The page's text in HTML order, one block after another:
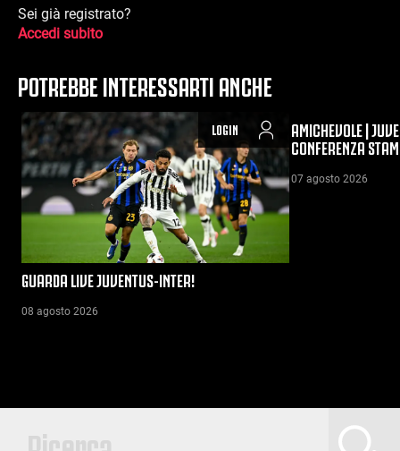
Sei già registrato?
Accedi subito
POTREBBE INTERESSARTI ANCHE
LOGIN
GUARDA LIVE JUVENTUS-INTER!
08 agosto 2026
AMICHEVOLE |
CONFERENZA
07 agosto 2026